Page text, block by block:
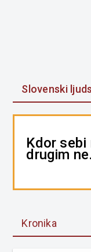
Slovenski
Kdor
drugim ne.
Kronika